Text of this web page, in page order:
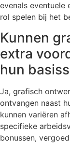
evenals eventuele
rol spelen bij het
Kunnen
extra
hun
Ja, grafisch
ontvangen naast
kunnen variëren
specifieke
bonussen,